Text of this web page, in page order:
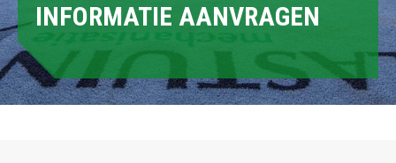
INFORMATIE AANVRAGEN